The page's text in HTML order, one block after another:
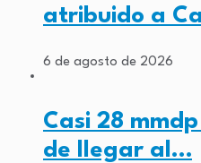
atribuido a
6 de agosto de 2026
Casi 28
de llegar al…